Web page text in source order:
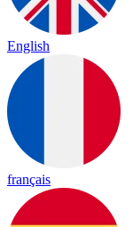
English
français